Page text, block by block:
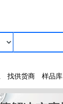
找供货商 样品库